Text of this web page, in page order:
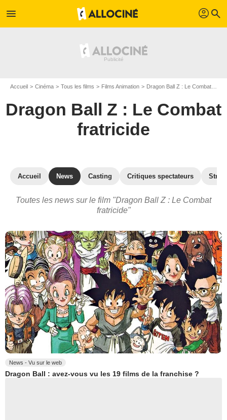
menu profil search
Accueil Cinéma Tous les films Films Animation Dragon Ball Z : Le Combat fratricide
Dragon Ball Z : Le Combat
fratricide
Accueil News Casting Critiques spectateurs
Toutes les news sur le film "Dragon Ball Z : Le Combat
fratricide"
News - Vu sur le web
Dragon Ball : avez-vous vu les 19 films de la franchise ?